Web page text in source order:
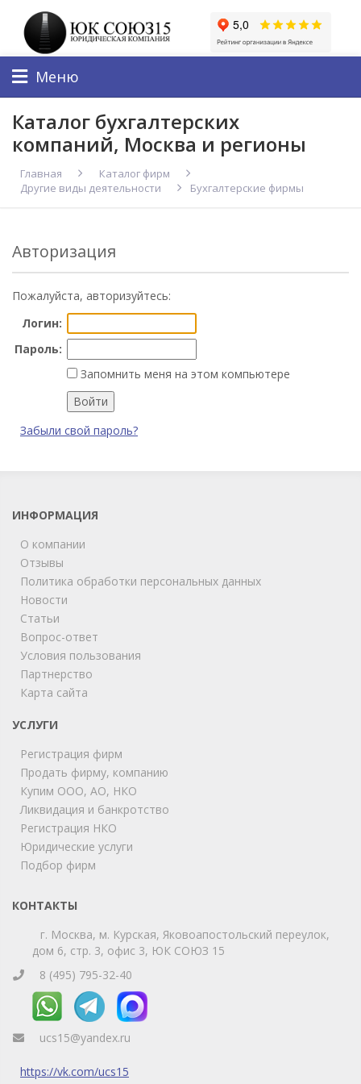
Меню
Каталог бухгалтерских
компаний, Москва и регионы
Главная
Каталог фирм
Другие виды деятельности
Бухгалтерские фирмы
Авторизация
Пожалуйста, авторизуйтесь:
Логин:
Пароль:
Запомнить меня на этом компьютере
Забыли свой пароль?
ИНФОРМАЦИЯ
О компании
Отзывы
Политика обработки персональных данных
Новости
Статьи
Вопрос-ответ
Условия пользования
Партнерство
Карта сайта
УСЛУГИ
Регистрация фирм
Продать фирму, компанию
Купим ООО, АО, НКО
Ликвидация и банкротство
Регистрация НКО
Юридические услуги
Подбор фирм
КОНТАКТЫ
г. Москва, м. Курская, Яковоапостольский переулок,
дом 6, стр. 3, офис 3, ЮК СОЮЗ 15
8 (495) 795-32-40
ucs15@yandex.ru
https://vk.com/ucs15
Мы на связи!
Позвоните нам или свяжитесь с нами через любой
удобный мессенджер!
Telegram